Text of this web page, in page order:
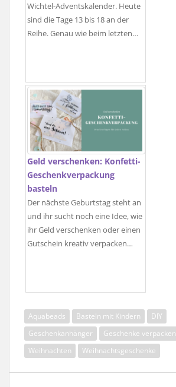
Wichtel-Adventskalender. Heute
sind die Tage 13 bis 18 an der
Reihe. Genau wie beim letzten…
Geld verschenken: Konfetti-
Geschenkverpackung
basteln
Der nächste Geburtstag steht an
und ihr sucht noch eine Idee, wie
ihr Geld verschenken oder einen
Gutschein kreativ verpacken…
Aquabeads Basteln mit Kindern
DIY
Geschenkanhänger
Geschenke verpacken
Weihnachten
Weihnachtsgeschenke